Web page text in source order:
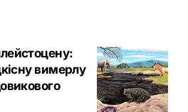
вимерлу